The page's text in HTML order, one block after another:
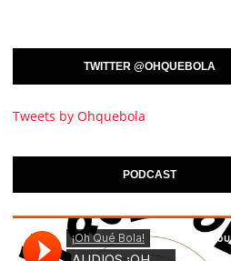
TWITTER @OHQUEBOLA
Tweets by Ohquebola
PODCAST